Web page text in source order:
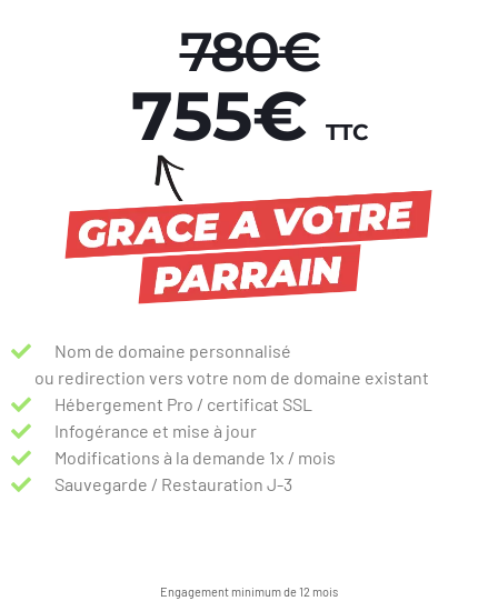
780€
755€ TTC
Nom de domaine personnalisé
ou redirection vers votre nom de domaine existant
Hébergement Pro / certificat SSL
Infogérance et mise à jour
Modifications à la demande 1x / mois
Sauvegarde / Restauration J-3
Engagement minimum de 12 mois